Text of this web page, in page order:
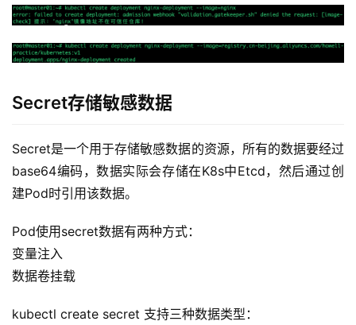
Secret存储敏感数据
Secret是一个用于存储敏感数据的资源，所有的数据要经过
base64编码，数据实际会存储在K8s中Etcd，然后通过创
建Pod时引用该数据。
Pod使用secret数据有两种方式：
变量注入
数据卷挂载
kubectl create secret 支持三种数据类型：